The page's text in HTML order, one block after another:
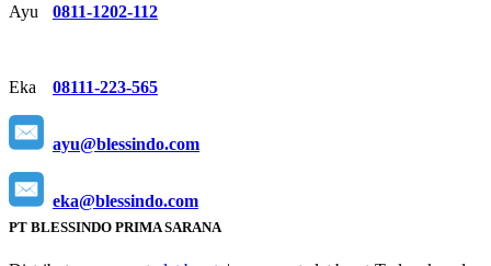
Ayu 0811-1202-112
Eka 08111-223-565
ayu@blessindo.com
eka@blessindo.com
PT BLESSINDO PRIMA SARANA